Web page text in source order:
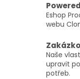
Eshop
webu
Naše
upravit
potřeb.